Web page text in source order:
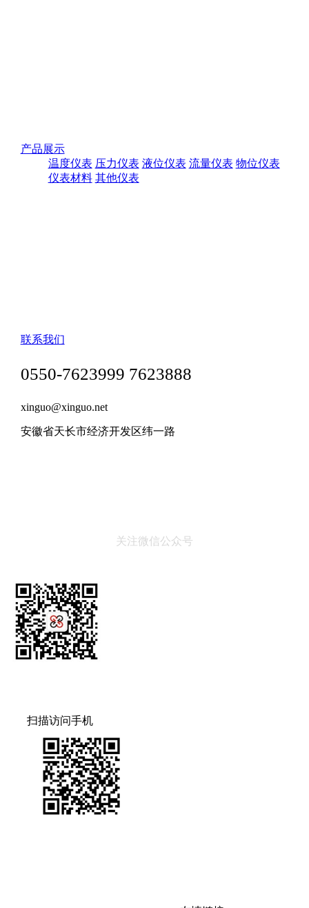
产品展示
温度仪表 压力仪表 液位仪表 流量仪表 物位仪表
仪表材料 其他仪表
联系我们
0550-7623999 7623888
xinguo@xinguo.net
安徽省天长市经济开发区纬一路
关注微信公众号
扫描访问手机